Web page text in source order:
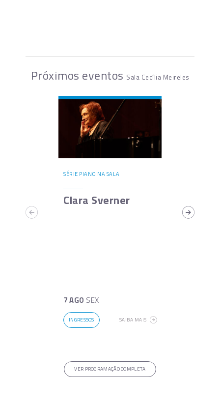
Próximos eventos Sala Cecília Meireles
SÉRIE PIANO NA SALA
Clara Sverner
7 AGO SEX
INGRESSOS SAIBA MAIS
VER PROGRAMAÇÃO COMPLETA